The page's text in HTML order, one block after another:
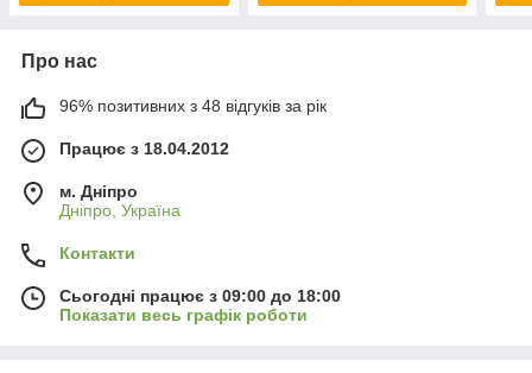
Про нас
96% позитивних з 48 відгуків за рік
Працює з 18.04.2012
м. Дніпро
Дніпро, Україна
Контакти
Сьогодні працює з 09:00 до 18:00
Показати весь графік роботи